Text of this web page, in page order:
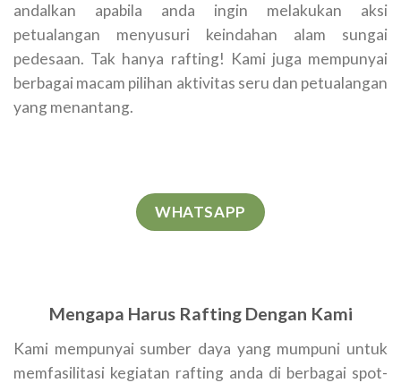
andalkan apabila anda ingin melakukan aksi
petualangan menyusuri keindahan alam sungai
pedesaan. Tak hanya rafting! Kami juga mempunyai
berbagai macam pilihan aktivitas seru dan petualangan
yang menantang.
WHATSAPP
Mengapa Harus Rafting Dengan Kami
Kami mempunyai sumber daya yang mumpuni untuk
memfasilitasi kegiatan rafting anda di berbagai spot-